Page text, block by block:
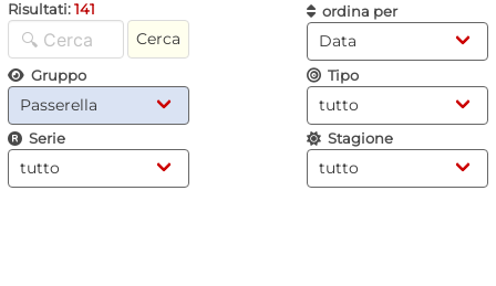
Risultati:141
Cerca
ordina per
Gruppo Tipo
Serie Stagione